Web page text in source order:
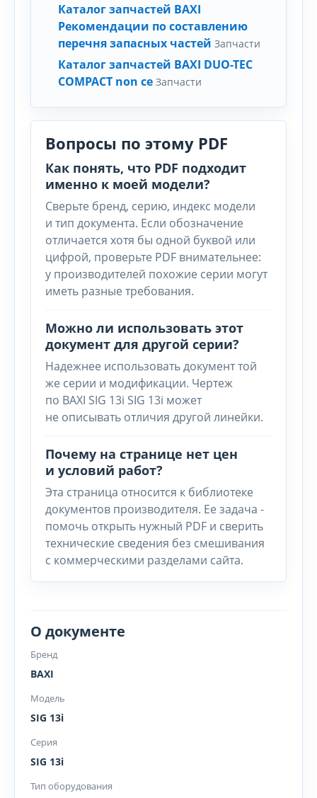
Каталог запчастей BAXI
Рекомендации по составлению
перечня запасных частей Запчасти
Каталог запчастей BAXI DUO-TEC
COMPACT non ce Запчасти
Вопросы по этому PDF
Как понять, что PDF подходит
именно к моей модели?
Сверьте бренд, серию, индекс модели
и тип документа. Если обозначение
отличается хотя бы одной буквой или
цифрой, проверьте PDF внимательнее:
у производителей похожие серии могут
иметь разные требования.
Можно ли использовать этот
документ для другой серии?
Надежнее использовать документ той
же серии и модификации. Чертеж
по BAXI SIG 13i SIG 13i может
не описывать отличия другой линейки.
Почему на странице нет цен
и условий работ?
Эта страница относится к библиотеке
документов производителя. Ее задача -
помочь открыть нужный PDF и сверить
технические сведения без смешивания
с коммерческими разделами сайта.
О документе
Бренд
BAXI
Модель
SIG 13i
Серия
SIG 13i
Тип оборудования